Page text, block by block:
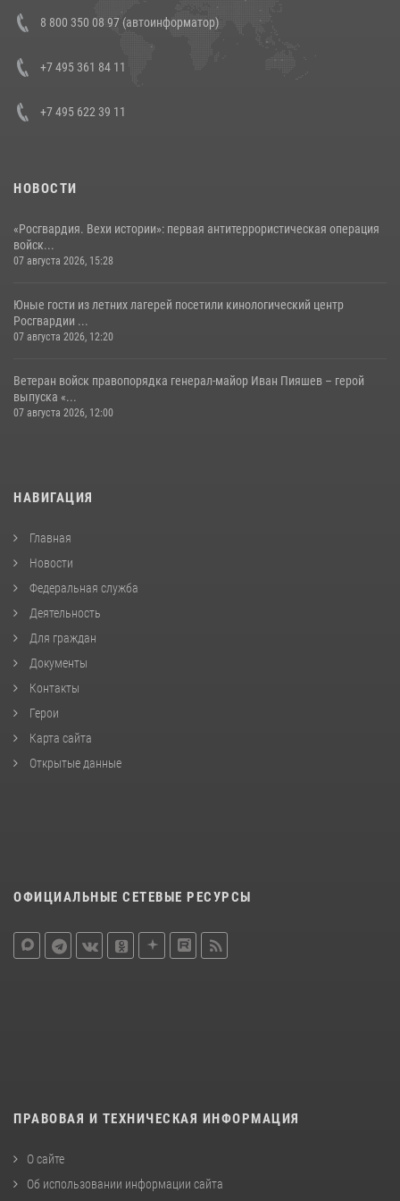
В Росгвардии прошла военно-научная конференция по обобщению
боевого опыта
8 800 350 08 97 (автоинформатор)
+7 495 361 84 11
+7 495 622 39 11
НОВОСТИ
«Росгвардия. Вехи истории»: первая антитеррористическая операция
войск...
07 августа 2026, 15:28
Юные гости из летних лагерей посетили кинологический центр
Росгвардии ...
07 августа 2026, 12:20
Ветеран войск правопорядка генерал-майор Иван Пияшев – герой
выпуска «...
07 августа 2026, 12:00
НАВИГАЦИЯ
Главная
Новости
Федеральная служба
Деятельность
Для граждан
Документы
Контакты
Герои
Карта сайта
Открытые данные
ОФИЦИАЛЬНЫЕ СЕТЕВЫЕ РЕСУРСЫ
ПРАВОВАЯ И ТЕХНИЧЕСКАЯ ИНФОРМАЦИЯ
О сайте
Об использовании информации сайта